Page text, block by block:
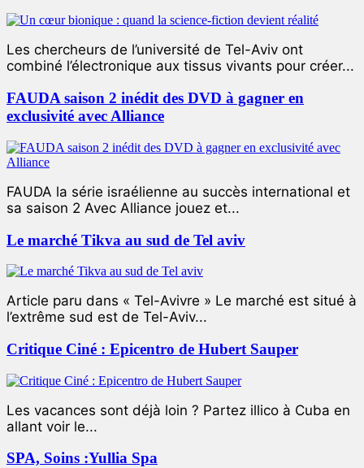
Les chercheurs de l’université de Tel-Aviv ont
combiné l’électronique aux tissus vivants pour créer...
FAUDA saison 2 inédit des DVD à gagner en
exclusivité avec Alliance
FAUDA la série israélienne au succès international et
sa saison 2 Avec Alliance jouez et...
Le marché Tikva au sud de Tel aviv
Article paru dans « Tel-Avivre » Le marché est situé à
l’extrême sud est de Tel-Aviv...
Critique Ciné : Epicentro de Hubert Sauper
Les vacances sont déjà loin ? Partez illico à Cuba en
allant voir le...
SPA, Soins :Yullia Spa